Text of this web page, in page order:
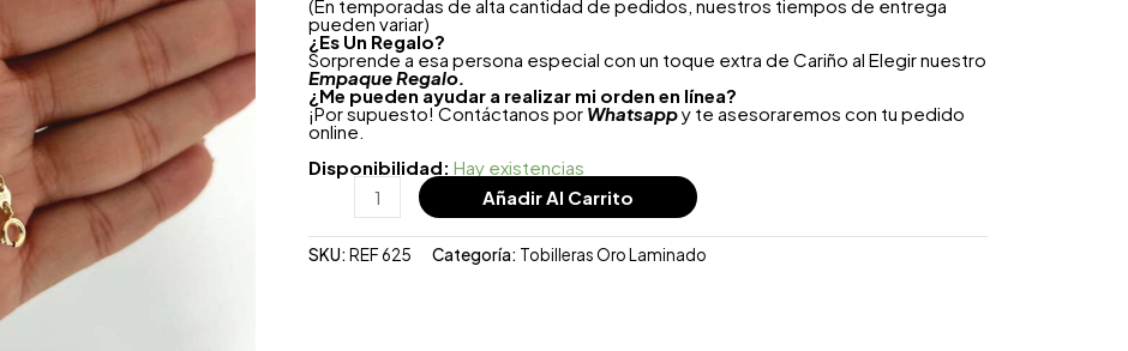
(En temporadas de alta cantidad de pedidos, nuestros tiempos de entrega
pueden variar)
¿ Es Un Regalo?
Sorprende a esa persona especial con un toque extra de Cariño al Elegir nuestro
Empaque Regalo.
¿Me pueden ayudar a realizar mi orden en línea?
¡Por supuesto! Contáctanos por Whatsappy te asesoraremos con tu pedido
online.
Disponibilidad: Hay existencias
Añadir Al Carrito
SKU: REF 625 Categoría: Tobilleras Oro Laminado